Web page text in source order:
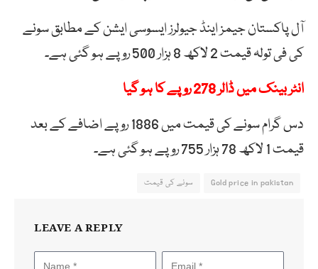
آل پاکستان جیمز اینڈ جیولرز ایسوسی ایشن کے مطابق سونے
کی فی تولہ قیمت 2 لاکھ 8 ہزار 500 روپے ہو گئی ہے۔
انٹر بینک میں ڈالر 278 روپے کا ہو گیا
دس گرام سونے کی قیمت میں 1886 روپے اضافے کے بعد
قیمت 1 لاکھ 78 ہزار 755 روپے ہو گئی ہے۔
Gold price in pakistan سونے کی قیمت
LEAVE A REPLY